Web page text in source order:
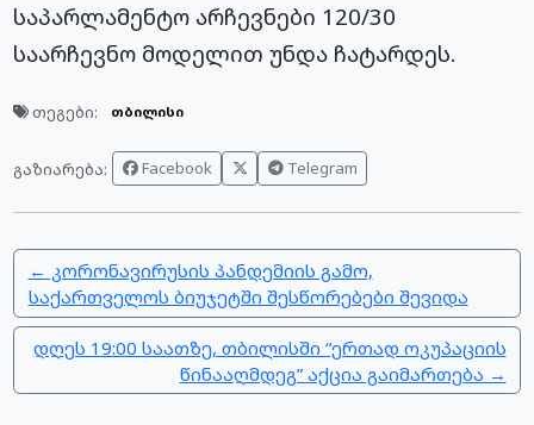
საპარლამენტო არჩევნები 120/30
საარჩევნო მოდელით უნდა ჩატარდეს.
თეგები: თბილისი
გაზიარება: Facebook Telegram
← კორონავირუსის პანდემიის გამო,
საქართველოს ბიუჯეტში შესწორებები შევიდა
დღეს 19:00 საათზე, თბილისში “ერთად ოკუპაციის
წინააღმდეგ” აქცია გაიმართება →